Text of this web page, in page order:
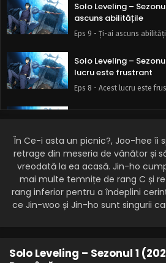
Solo Leveling –
ascuns abilitățile
Eps 9 - Ți-ai ascuns
Solo Leveling –
lucru este frustrant
Eps 8 - Acest lucru este
Eps 7.5 - Cum să devii mai
Solo Leveling –
cât de departe pot
Eps 7 - Să vedem cât de
2025
adevărata vânătoare
În Ce-i asta un picnic?, Joo-hee îi
retrage din meseria de vânător și
vreodată la ea acasă. Jin-ho
mai multe temnițe de rang C și
rang inferior pentru a îndeplini
ce Jin-woo și Jin-ho sunt singurii
Solo Leveling – Sezonul 1